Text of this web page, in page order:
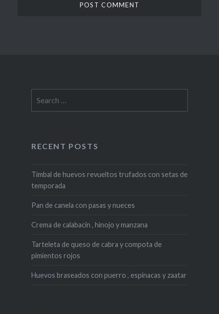
for:
RECENT POSTS
Timbal de huevos revueltos trufados con setas de
temporada
Pan de canela con pasas y nueces
Crema de calabacín , hinojo y manzana
Tarteleta de queso de cabra y compota de
pimientos rojos
Huevos braseados con puerro , espinacas y zaatar